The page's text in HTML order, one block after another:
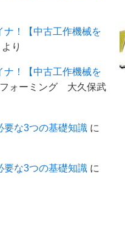
ナ！【中古工作機械を
より
ナ！【中古工作機械を
ォーミング 大久保武
要な3つの基礎知識 に
要な3つの基礎知識に